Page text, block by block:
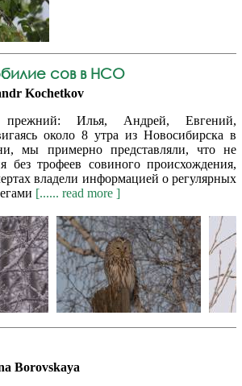
сов в НСО
Kochetkov
Илья, Андрей, Евгений,
около 8 утра из Новосибирска в
мы примерно представляли, что не
без трофеев совиного происхождения,
владели информацией о регулярных
[...... read more ]
Borovskaya